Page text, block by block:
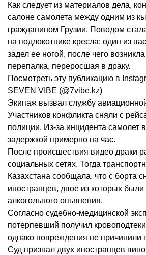
Как следует из материалов дела,
салоне самолета между одним из
гражданином Грузии. Поводом
на подлокотнике кресла: один из
задел ее ногой, после чего
перепалка, переросшая в драку.
Посмотреть эту публикацию в
SEVEN VIBE (@7vibe.kz)
Экипаж вызвал службу
Участников конфликта сняли с
полиции. Из-за инцидента самолет
задержкой примерно на час.
После происшествия видео драки
социальных сетях. Тогда
Казахстана сообщала, что с борта
иностранцев, двое из которых были
алкогольного опьянения.
Согласно судебно-медицинской
потерпевший получил
однако повреждения не причинили
Суд признал двух иностранцев